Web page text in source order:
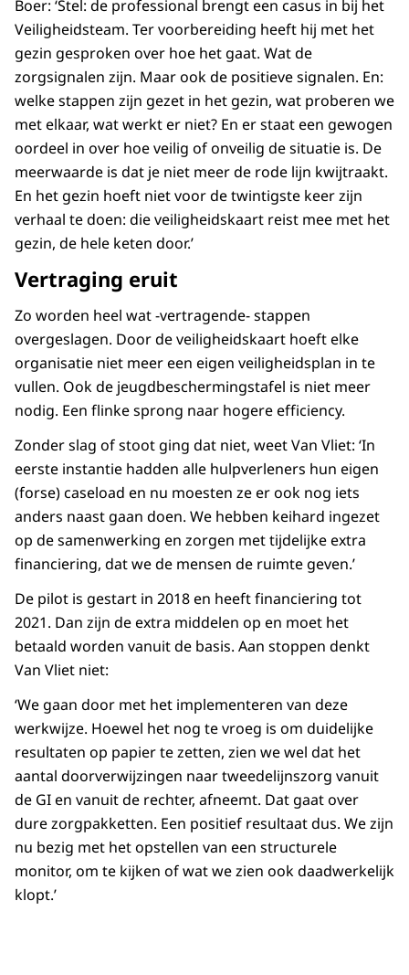
Boer: ‘Stel: de professional brengt een casus in bij het
Veiligheidsteam. Ter voorbereiding heeft hij met het
gezin gesproken over hoe het gaat. Wat de
zorgsignalen zijn. Maar ook de positieve signalen. En:
welke stappen zijn gezet in het gezin, wat proberen we
met elkaar, wat werkt er niet? En er staat een gewogen
oordeel in over hoe veilig of onveilig de situatie is. De
meerwaarde is dat je niet meer de rode lijn kwijtraakt.
En het gezin hoeft niet voor de twintigste keer zijn
verhaal te doen: die veiligheidskaart reist mee met het
gezin, de hele keten door.’
Vertraging eruit
Zo worden heel wat -vertragende- stappen
overgeslagen. Door de veiligheidskaart hoeft elke
organisatie niet meer een eigen veiligheidsplan in te
vullen. Ook de jeugdbeschermingstafel is niet meer
nodig. Een flinke sprong naar hogere efficiency.
Zonder slag of stoot ging dat niet, weet Van Vliet: ‘In
eerste instantie hadden alle hulpverleners hun eigen
(forse) caseload en nu moesten ze er ook nog iets
anders naast gaan doen. We hebben keihard ingezet
op de samenwerking en zorgen met tijdelijke extra
financiering, dat we de mensen de ruimte geven.’
De pilot is gestart in 2018 en heeft financiering tot
2021. Dan zijn de extra middelen op en moet het
betaald worden vanuit de basis. Aan stoppen denkt
Van Vliet niet:
‘We gaan door met het implementeren van deze
werkwijze. Hoewel het nog te vroeg is om duidelijke
resultaten op papier te zetten, zien we wel dat het
aantal doorverwijzingen naar tweedelijnszorg vanuit
de GI en vanuit de rechter, afneemt. Dat gaat over
dure zorgpakketten. Een positief resultaat dus. We zijn
nu bezig met het opstellen van een structurele
monitor, om te kijken of wat we zien ook daadwerkelijk
klopt.’